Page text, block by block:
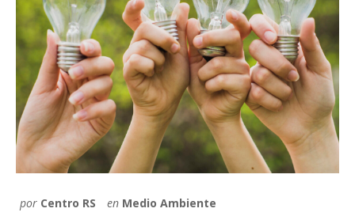
por Centro RS en Medio Ambiente